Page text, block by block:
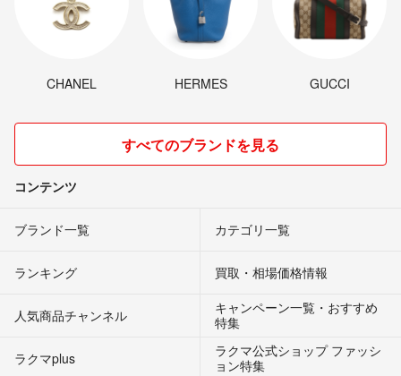
CHANEL HERMES GUCCI
すべてのブランドを見る
コンテンツ
ブランド一覧 カテゴリ一覧
ランキング 買取・相場価格情報
人気商品チャンネル
キャンペーン一覧・おすすめ
特集
ラクマplus
ラクマ公式ショップ ファッシ
ョン特集